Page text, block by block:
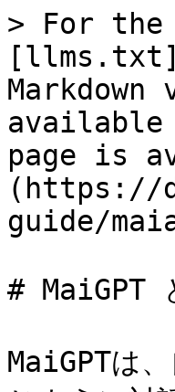
> For the
available
page is
(https://
guide/
# MaiGPT
MaiGPTは